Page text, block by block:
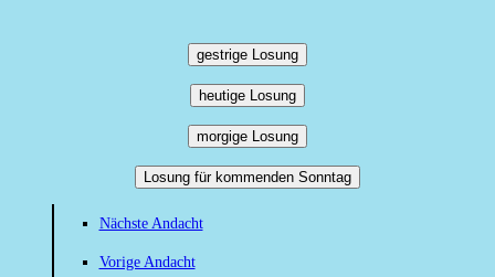
gestrige Losung
heutige Losung
morgige Losung
Losung für kommenden Sonntag
Nächste Andacht
Vorige Andacht